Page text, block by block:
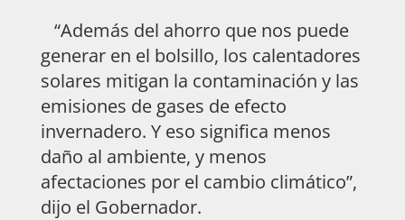
“Además del ahorro que nos puede
generar en el bolsillo, los calentadores
solares mitigan la contaminación y las
emisiones de gases de efecto
invernadero. Y eso significa menos
daño al ambiente, y menos
afectaciones por el cambio climático”,
dijo el Gobernador.